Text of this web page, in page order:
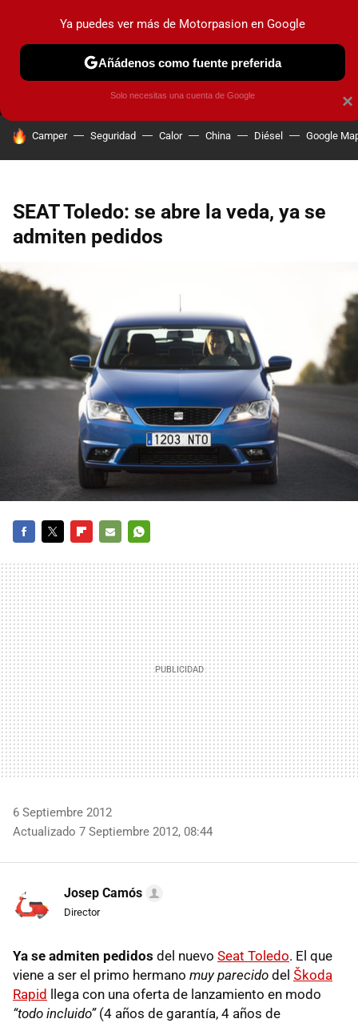
MENÚ NUEVO
COCHES ELÉCTRICOS OBSERVATORIO
HOY SE HABLA DE
Camper Seguridad Calor China Diésel Google
SEAT Toledo: se abre la veda, ya se
admiten pedidos
MAIL
6 Septiembre 2012
Actualizado 7 Septiembre 2012, 08:44
Josep Camós
Director
Ya se admiten pedidos del nuevo Seat Toledo. El que
viene a ser el primo hermano muy parecido del Škoda
Rapid llega con una oferta de lanzamiento en modo
“todo incluido”(4 años de garantía, 4 años de
×
Ya puedes ver más de Motorpasion en Google
Añádenos como fuente preferida
Solo necesitas una cuenta de Google